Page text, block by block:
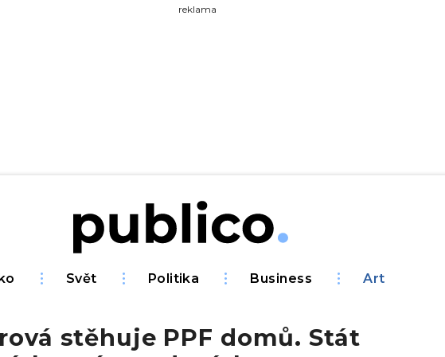
reklama
Svět Politika Business Art
stěhuje PPF domů. Stát
na Publiku